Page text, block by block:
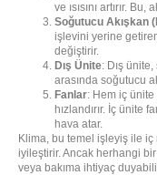
ve ısısını artırır.
Soğutucu Akışkan
işlevini yerine
değiştirir.
Dış Ünite: Dış ünite,
arasında soğutucu
Fanlar: Hem iç
hızlandırır. İç ünite
hava atar.
Klima, bu temel işleyiş ile iç
iyileştirir. Ancak herhangi
veya bakıma ihtiyaç